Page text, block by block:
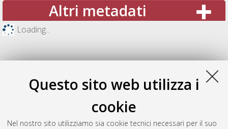
Questo sito web utilizza i
cookie
Nel nostro sito utilizziamo sia cookie tecnici necessari per il suo
Altri metadati
Loading...